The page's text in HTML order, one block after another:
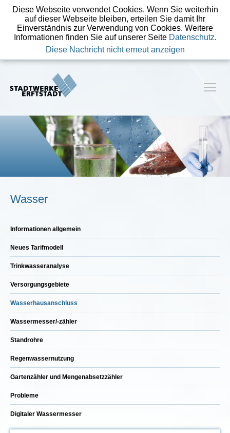
Diese Webseite verwendet Cookies. Wenn Sie weiterhin
auf dieser Webseite bleiben, erteilen Sie damit Ihr
Einverständnis zur Verwendung von Cookies. Weitere
Informationen finden Sie auf unserer Seite Datenschutz.
Diese Nachricht nicht erneut anzeigen
Wasser
Informationen allgemein
Neues Tarifmodell
Trinkwasseranalyse
Versorgungsgebiete
Wasserhausanschluss
Wassermesser/-zähler
Standrohre
Regenwassernutzung
Gartenzähler und Mengenabsetzzähler
Probleme
Digitaler Wassermesser